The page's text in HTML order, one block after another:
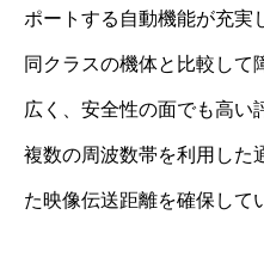
ポートする自動機能が充実
同クラスの機体と比較して
広く、安全性の面でも高い
複数の周波数帯を利用した
た映像伝送距離を確保して